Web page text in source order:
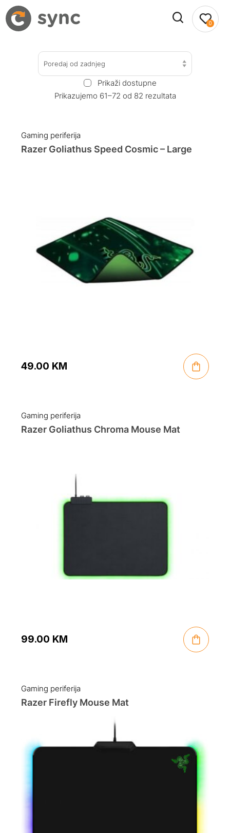
0
Poredaj od zadnjeg
Prikaži dostupne
Prikazujemo 61–72 od 82 rezultata
Gaming periferija
Razer Goliathus Speed Cosmic – Large
49.00 KM
Gaming periferija
Razer Goliathus Chroma Mouse Mat
99.00 KM
Gaming periferija
Razer Firefly Mouse Mat